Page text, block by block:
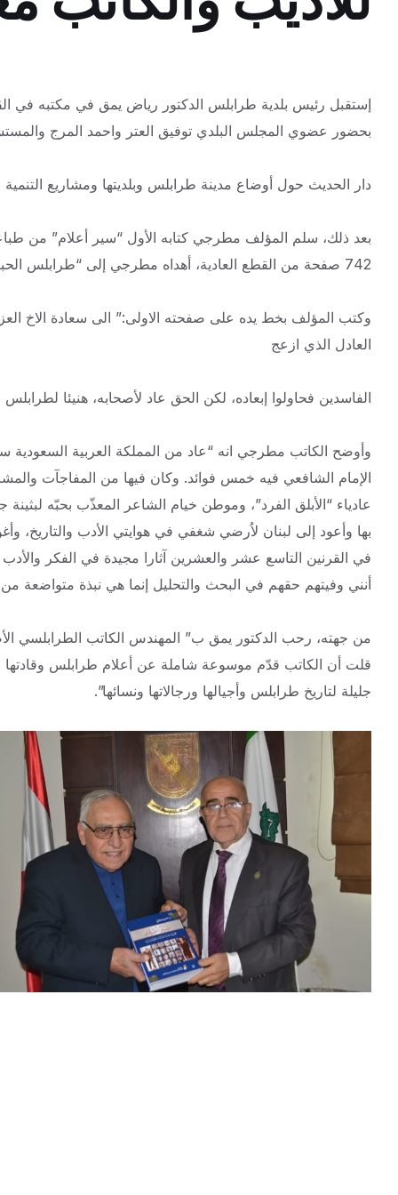
إستقبل رئيس بلدية طرابلس الدكتور رياض يمق في مكتبه في
بحضور عضوي المجلس البلدي توفيق العتر واحمد المرج
دار الحديث حول أوضاع مدينة طرابلس وبلديتها ومشاريع التنمية
بعد ذلك، سلم المؤلف مطرجي كتابه الأول “سير أعلام” من
742 صفحة من القطع العادية، أهداه مطرجي إلى “طرابلس الحبيبة ومينائها مهد الديموقراطية ومحط أول برلمان في العالم”،.
وكتب المؤلف بخط يده على صفحته الاولى:” الى سعادة الاخ
العادل الذي ازعج
الفاسدين فحاولوا إبعاده، لكن الحق عاد لأصحابه، هنيئا
الإمام الشافعي فيه خمس فوائد. وكان فيها من المفاجآت
عادياء “الأبلق الفرد”، وموطن خيام الشاعر المعذّب بحبّه
بها وأعود إلى لبنان لاُرضي شغفي في هوايتي الأدب والتاريخ،
أنني وفيتهم حقهم في البحث والتحليل إنما هي نبذة متواضعة من
من جهته، رحب الدكتور يمق ب” المهندس الكاتب الطرابلسي
قلت أن الكاتب قدّم موسوعة شاملة عن أعلام طرابلس
جليلة لتاريخ طرابلس وأجيالها ورجالاتها ونسائها”.